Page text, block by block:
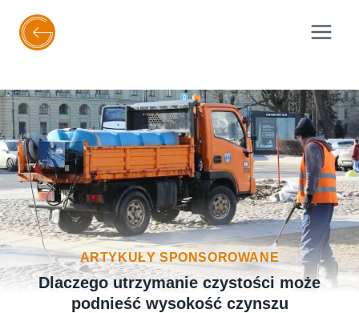
treści
ARTYKUŁY SPONSOROWANE
Dlaczego utrzymanie czystości może
podnieść wysokość czynszu